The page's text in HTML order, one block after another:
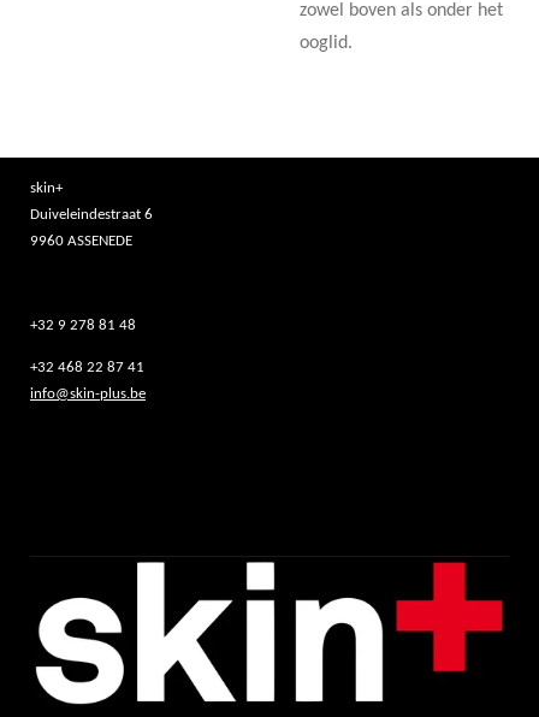
zowel boven als onder het
ooglid.
skin+
Duiveleindestraat 6
9960 ASSENEDE
+32 9 278 81 48
+32 468 22 87 41
info@skin-plus.be